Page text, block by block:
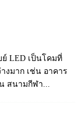
ย์ LED เป็นโคมที่
งมาก เช่น อาคาร
สนามกีฬา...